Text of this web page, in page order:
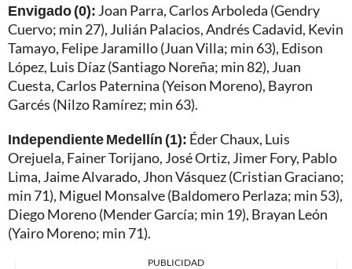
Envigado (0): Joan Parra, Carlos Arboleda (Gendry
Cuervo; min 27), Julián Palacios, Andrés Cadavid, Kevin
Tamayo, Felipe Jaramillo (Juan Villa; min 63), Edison
López, Luis Díaz (Santiago Noreña; min 82), Juan
Cuesta, Carlos Paternina (Yeison Moreno), Bayron
Garcés (Nilzo Ramírez; min 63).
Independiente Medellín (1): Éder Chaux, Luis
Orejuela, Fainer Torijano, José Ortiz, Jimer Fory, Pablo
Lima, Jaime Alvarado, Jhon Vásquez (Cristian Graciano;
min 71), Miguel Monsalve (Baldomero Perlaza; min 53),
Diego Moreno (Mender García; min 19), Brayan León
(Yairo Moreno; min 71).
PUBLICIDAD